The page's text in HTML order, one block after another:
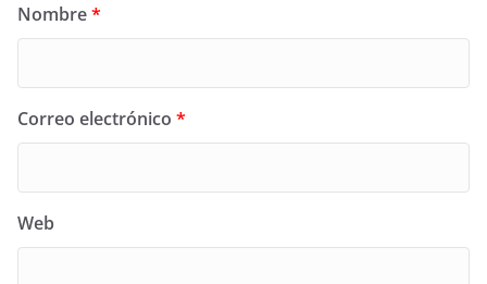
Nombre*
Correo electrónico *
Web